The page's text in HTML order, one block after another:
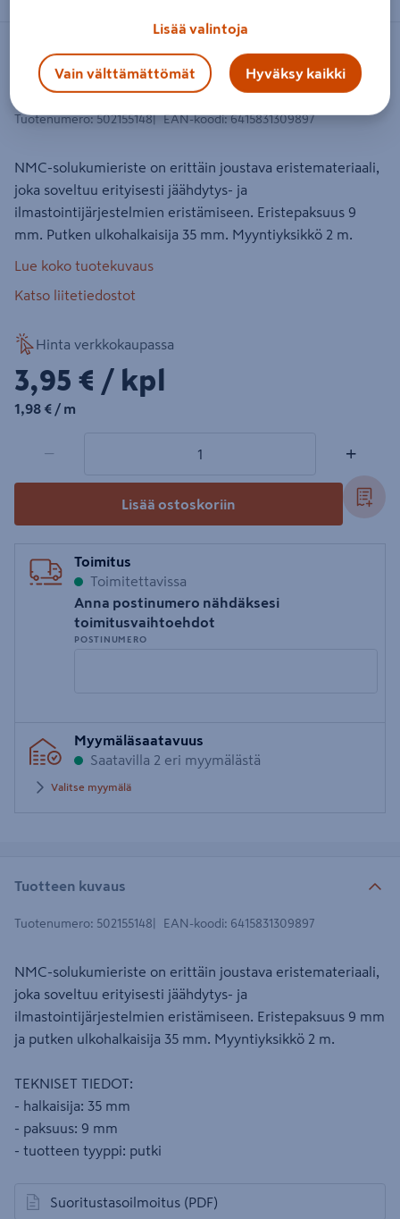
Solukumieriste NMC 9x035
Tuotenumero:502155148 EAN-koodi:6415831309897
NMC-solukumieriste on erittäin joustava eristemateriaali,
joka soveltuu erityisesti jäähdytys- ja
ilmastointijärjestelmien eristämiseen. Eristepaksuus 9
mm. Putken ulkohalkaisija 35 mm. Myyntiyksikkö 2 m.
Lue koko tuotekuvaus
Katso liitetiedostot
Hinta verkkokaupassa
3,95€/kpl
3,95 € / kpl
1,98€/m
1,98 € / m
− +
Lisää ostoskoriin
Toimitus
Toimitettavissa
Anna postinumero nähdäksesi
toimitusvaihtoehdot
POSTINUMERO
postinumero
Myymäläsaatavuus
Saatavilla 2 eri myymälästä
Valitse myymälä
Tuotteen kuvaus
Tuotenumero: 502155148 EAN-koodi: 6415831309897
NMC-solukumieriste on erittäin joustava eristemateriaali,
joka soveltuu erityisesti jäähdytys- ja
ilmastointijärjestelmien eristämiseen. Eristepaksuus 9 mm
ja putken ulkohalkaisija 35 mm. Myyntiyksikkö 2 m.
TEKNISET TIEDOT:
- halkaisija: 35 mm
- paksuus: 9 mm
- tuotteen tyyppi: putki
Suoritustasoilmoitus (PDF)
avautuu uuteen välilehteen
Lisää valintoja
Vain välttämättömät Hyväksy kaikki